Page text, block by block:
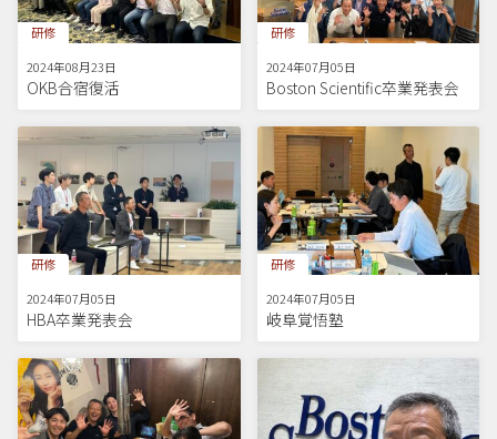
研修
2024年08月23日
OKB合宿復活
研修
2024年07月05日
Boston Scientific卒業発表会
研修
2024年07月05日
HBA卒業発表会
研修
2024年07月05日
岐阜覚悟塾